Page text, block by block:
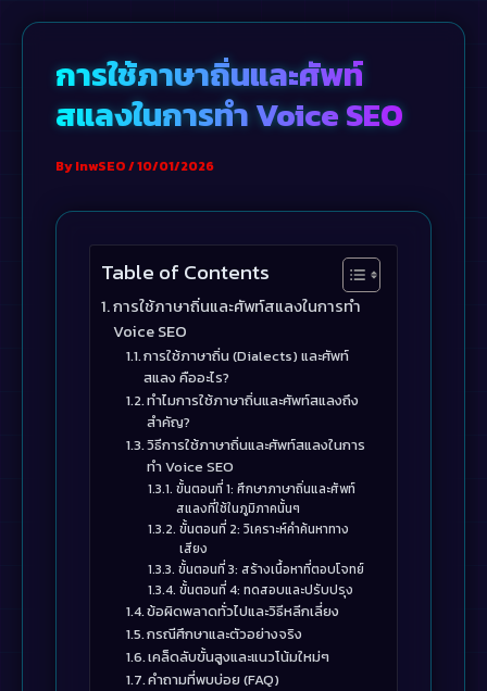
contentการใช้ภาษาถิ่นและศัพท์
สแลงในการทำ Voice SEO
ByInwSEO/10/01/2026
Table of Contents
การใช้ภาษาถิ่นและศัพท์สแลงในการทำ
Voice SEO
การใช้ภาษาถิ่น (Dialects) และศัพท์
สแลง คืออะไร?
ทำไมการใช้ภาษาถิ่นและศัพท์สแลงถึง
สำคัญ?
วิธีการใช้ภาษาถิ่นและศัพท์สแลงในการ
ทำ Voice SEO
ขั้นตอนที่ 1: ศึกษาภาษาถิ่นและศัพท์
สแลงที่ใช้ในภูมิภาคนั้นๆ
ขั้นตอนที่ 2: วิเคราะห์คำค้นหาทาง
เสียง
ขั้นตอนที่ 3: สร้างเนื้อหาที่ตอบโจทย์
ขั้นตอนที่ 4: ทดสอบและปรับปรุง
ข้อผิดพลาดทั่วไปและวิธีหลีกเลี่ยง
กรณีศึกษาและตัวอย่างจริง
เคล็ดลับขั้นสูงและแนวโน้มใหม่ๆ
คำถามที่พบบ่อย (FAQ)